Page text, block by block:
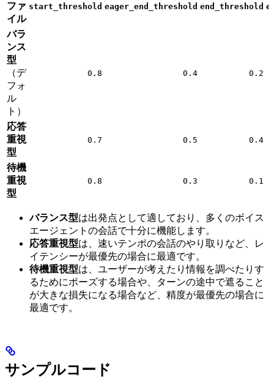
ファ
イル
start_threshold eager_end_threshold end_threshold
バラ
ンス
型
（デ
フォ
ル
ト）
0.8 0.4 0.2
応答
重視
型
0.7 0.5 0.4
待機
重視
型
0.8 0.3 0.1
バランス型は出発点として適しており、多くのボイス
エージェントの会話で十分に機能します。
応答重視型は、速いテンポの会話のやり取りなど、レ
イテンシーが最優先の場合に最適です。
待機重視型は、ユーザーが考えたり情報を調べたりす
るためにポーズする場合や、ターンの途中で遮ること
が大きな損失になる場合など、精度が最優先の場合に
最適です。
サンプルコード